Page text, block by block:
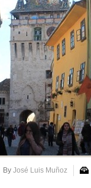
By José Luis Muñoz